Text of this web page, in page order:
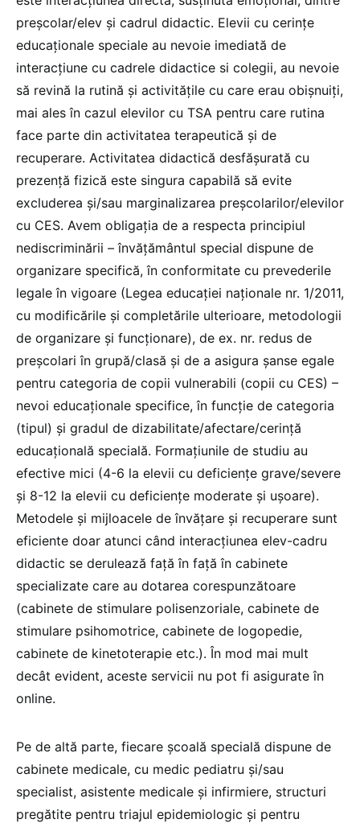
preșcolar/elev și cadrul didactic. Elevii cu cerințe
educaționale speciale au nevoie imediată de
interacțiune cu cadrele didactice si colegii, au nevoie
să revină la rutină și activitățile cu care erau obișnuiți,
mai ales în cazul elevilor cu TSA pentru care rutina
face parte din activitatea terapeutică și de
recuperare. Activitatea didactică desfășurată cu
prezență fizică este singura capabilă să evite
excluderea şi/sau marginalizarea preșcolarilor/elevilor
cu CES. Avem obligația de a respecta principiul
nediscriminării – învățământul special dispune de
organizare specifică, în conformitate cu prevederile
legale în vigoare (Legea educației naționale nr. 1/2011,
cu modificările și completările ulterioare, metodologii
de organizare și funcționare), de ex. nr. redus de
preșcolari în grupă/clasă și de a asigura șanse egale
pentru categoria de copii vulnerabili (copii cu CES) –
nevoi educaționale specifice, în funcție de categoria
(tipul) și gradul de dizabilitate/afectare/cerință
educațională specială. Formațiunile de studiu au
efective mici (4-6 la elevii cu deficiențe grave/severe
și 8-12 la elevii cu deficiențe moderate și ușoare).
Metodele și mijloacele de învățare și recuperare sunt
eficiente doar atunci când interacțiunea elev-cadru
didactic se derulează față în față în cabinete
specializate care au dotarea corespunzătoare
(cabinete de stimulare polisenzoriale, cabinete de
stimulare psihomotrice, cabinete de logopedie,
cabinete de kinetoterapie etc.). În mod mai mult
decât evident, aceste servicii nu pot fi asigurate în
online.
Pe de altă parte, fiecare școală specială dispune de
cabinete medicale, cu medic pediatru și/sau
specialist, asistente medicale și infirmiere, structuri
pregătite pentru triajul epidemiologic și pentru